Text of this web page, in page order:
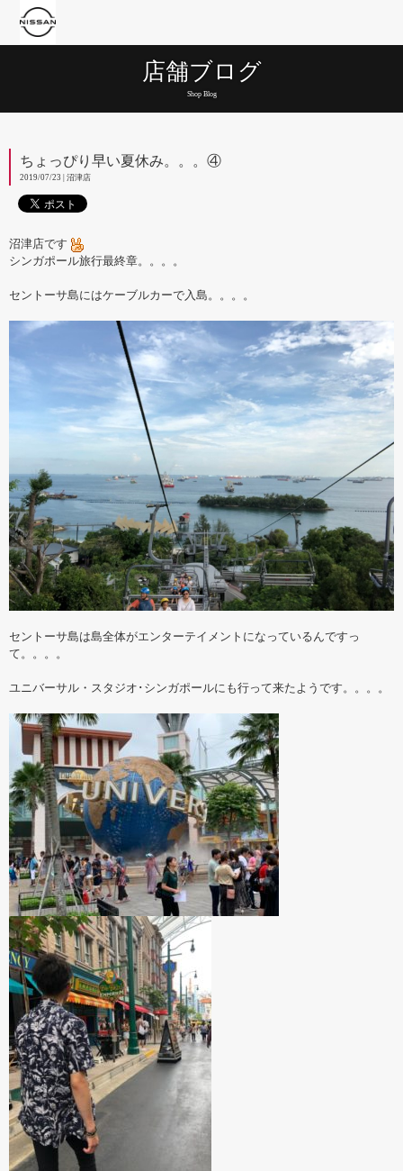
店舗ブログ
Shop Blog
ちょっぴり早い夏休み。。。④
2019/07/23 | 沼津店
沼津店です
シンガポール旅行最終章。。。。
セントーサ島にはケーブルカーで入島。。。。
セントーサ島は島全体がエンターテイメントになっているんですっ
て。。。。
ユニバーサル・スタジオ･シンガポールにも行って来たようです。。。。